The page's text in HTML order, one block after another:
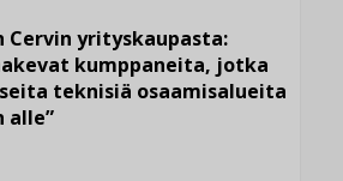
Cervin yrityskaupasta:
kumppaneita, jotka
teknisiä osaamisalueita
alle”